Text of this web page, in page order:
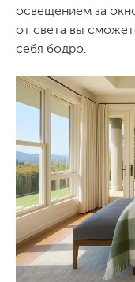
освещением за
от света вы
себя бодро.